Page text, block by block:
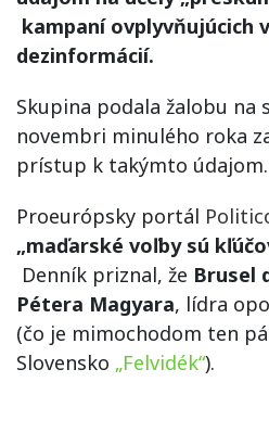
kampaní ovplyvňujúcich
dezinformácií.
Skupina podala žalobu na
novembri minulého roka
prístup k takýmto údajom.
Proeurópsky portál
„maďarské voľby sú
Denník priznal, že Brusel
Pétera Magyara, lídra
(čo je mimochodom ten
Slovensko „Felvidék“).